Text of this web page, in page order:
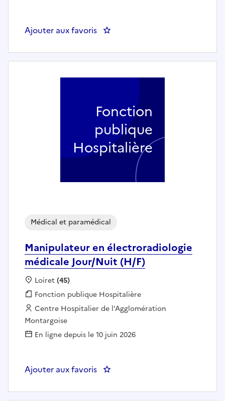
Ajouter aux favoris : Infirmier Unité DOULEUR en
Manipulateur en électroradiologie
médicale Jour/Nuit (H/F)
Médical et paramédical
Localisation :
Loiret(45)
Fonction publique :
Fonction publique Hospitalière
Employeur :
Centre Hospitalier de l'Agglomération
Montargoise
En ligne depuis le 10 juin 2026
Ajouter aux favoris : Manipulateur en
Fonction
publique
Hospitalière